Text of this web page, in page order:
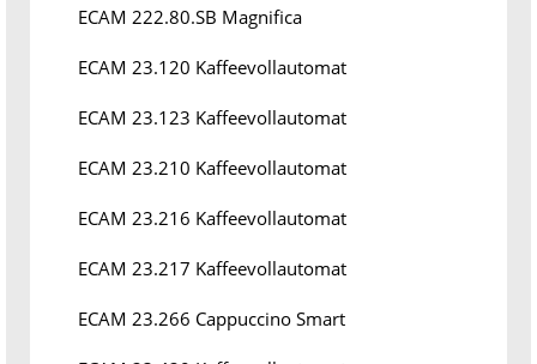
ECAM 222.80.SB Magnifica
ECAM 23.120 Kaffeevollautomat
ECAM 23.123 Kaffeevollautomat
ECAM 23.210 Kaffeevollautomat
ECAM 23.216 Kaffeevollautomat
ECAM 23.217 Kaffeevollautomat
ECAM 23.266 Cappuccino Smart